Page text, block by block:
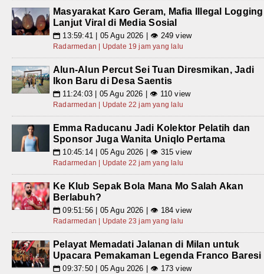
Masyarakat Karo Geram, Mafia Illegal Logging
Lanjut Viral di Media Sosial
📅 13:59:41 | 05 Agu 2026 | 👁 249 view
Radarmedan | Update 19 jam yang lalu
Alun-Alun Percut Sei Tuan Diresmikan, Jadi
Ikon Baru di Desa Saentis
📅 11:24:03 | 05 Agu 2026 | 👁 110 view
Radarmedan | Update 22 jam yang lalu
Emma Raducanu Jadi Kolektor Pelatih dan
Sponsor Juga Wanita Uniqlo Pertama
📅 10:45:14 | 05 Agu 2026 | 👁 315 view
Radarmedan | Update 22 jam yang lalu
Ke Klub Sepak Bola Mana Mo Salah Akan
Berlabuh?
📅 09:51:56 | 05 Agu 2026 | 👁 184 view
Radarmedan | Update 23 jam yang lalu
Pelayat Memadati Jalanan di Milan untuk
Upacara Pemakaman Legenda Franco Baresi
📅 09:37:50 | 05 Agu 2026 | 👁 173 view